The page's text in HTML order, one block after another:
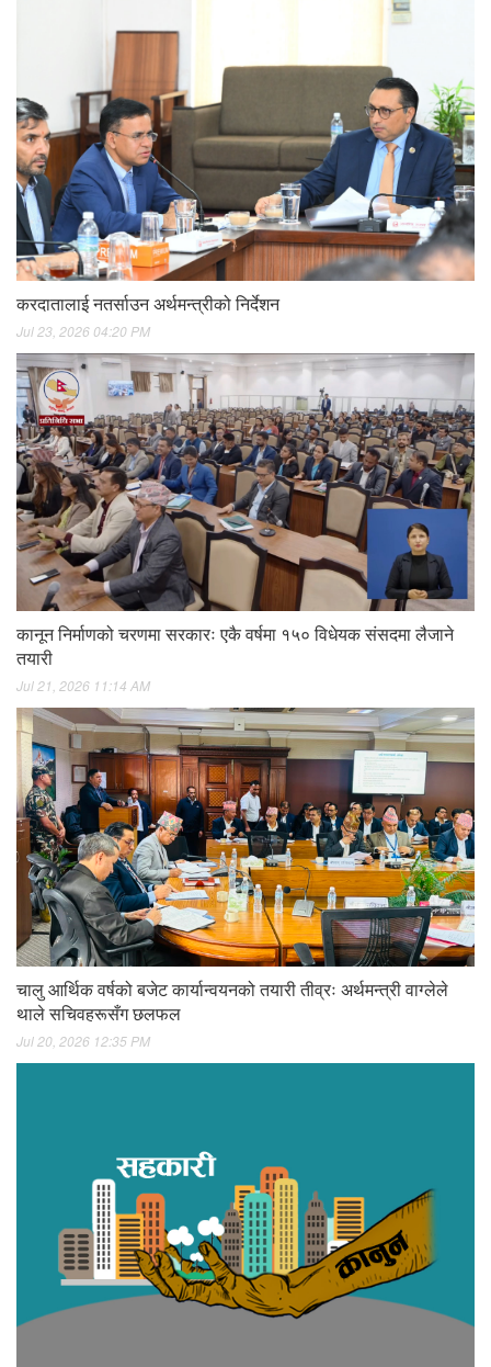
करदातालाई नतर्साउन अर्थमन्त्रीको निर्देशन
Jul 23, 2026 04:20 PM
कानून निर्माणको चरणमा सरकारः एकै वर्षमा १५० विधेयक संसदमा लैजाने
तयारी
Jul 21, 2026 11:14 AM
चालु आर्थिक वर्षको बजेट कार्यान्वयनको तयारी तीव्रः अर्थमन्त्री वाग्लेले
थाले सचिवहरूसँग छलफल
Jul 20, 2026 12:35 PM